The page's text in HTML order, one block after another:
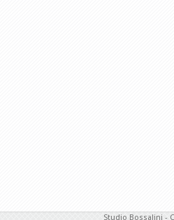
Studio Bossalini -